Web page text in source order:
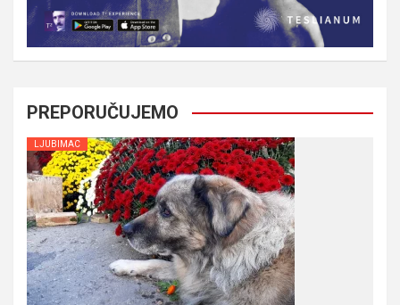
PREPORUČUJEMO
LJUBIMAC